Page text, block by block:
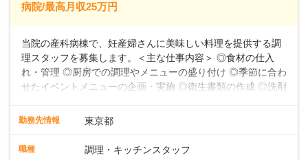
病院/最高月収25万円
当院の産科病棟で、妊産婦さんに美味しい料理を提供する調
理スタッフを募集します。＜主な仕事内容＞ ◎食材の仕入
れ・管理 ◎厨房での調理やメニューの盛り付け ◎季節に合わ
せたイベントメニューの企画・実施 ◎衛生書類の作成 ◎洗剤
フの指導 など★フレンチ・和・洋・中・イタリアンなど、
れ・管理から、厨房での調理やメニューの盛り付け、さらに
勤務先情報 東京都
職種 調理・キッチンスタッフ